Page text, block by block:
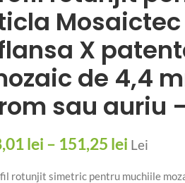
Mosaictec
X
de 4,4
sau auriu
lei – 151,25 lei Lei
rotunjit simetric pentru muchiile